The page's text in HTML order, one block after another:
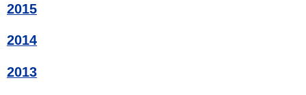
2015
2014
2013